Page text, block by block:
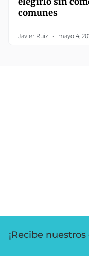
comunes
Javier Ruiz mayo 4,
¡Recibe